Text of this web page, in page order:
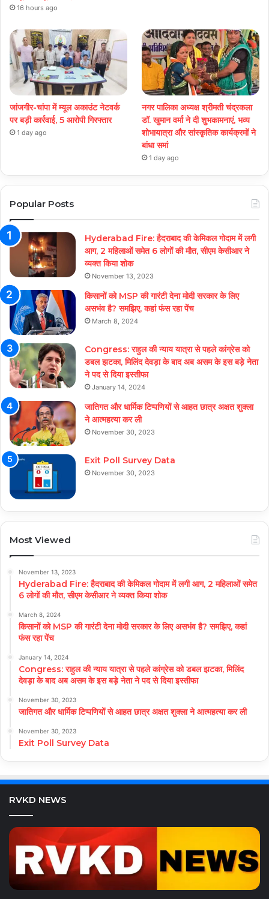
16 hours ago
जांजगीर-चांपा में म्यूल अकाउंट नेटवर्क
पर बड़ी कार्रवाई, 5 आरोपी गिरफ्तार
1 day ago
नगर पालिका अध्यक्ष श्रीमती चंद्रकला
डॉ. खुमान वर्मा ने दी शुभकामनाएं, भव्य
शोभायात्रा और सांस्कृतिक कार्यक्रमों ने
बांधा समां
1 day ago
Popular Posts
Hyderabad Fire: हैदराबाद की केमिकल गोदाम में लगी
आग, 2 महिलाओं समेत 6 लोगों की मौत, सीएम केसीआर ने
व्यक्त किया शोक
November 13, 2023
किसानों को MSP की गारंटी देना मोदी सरकार के लिए
असभंव है? समझिए, कहां फंस रहा पेंच
March 8, 2024
Congress: राहुल की न्याय यात्रा से पहले कांग्रेस को
डबल झटका, मिलिंद देवड़ा के बाद अब असम के इस बड़े नेता
ने पद से दिया इस्तीफा
January 14, 2024
जातिगत और धार्मिक टिप्पणियों से आहत छात्र अक्षत शुक्ला
ने आत्महत्या कर ली
November 30, 2023
Exit Poll Survey Data
November 30, 2023
Most Viewed
November 13, 2023
Hyderabad Fire: हैदराबाद की केमिकल गोदाम में लगी आग, 2 महिलाओं समेत
6 लोगों की मौत, सीएम केसीआर ने व्यक्त किया शोक
March 8, 2024
किसानों को MSP की गारंटी देना मोदी सरकार के लिए असभंव है? समझिए, कहां
फंस रहा पेंच
January 14, 2024
Congress: राहुल की न्याय यात्रा से पहले कांग्रेस को डबल झटका, मिलिंद
देवड़ा के बाद अब असम के इस बड़े नेता ने पद से दिया इस्तीफा
November 30, 2023
जातिगत और धार्मिक टिप्पणियों से आहत छात्र अक्षत शुक्ला ने आत्महत्या कर ली
November 30, 2023
Exit Poll Survey Data
RVKD NEWS